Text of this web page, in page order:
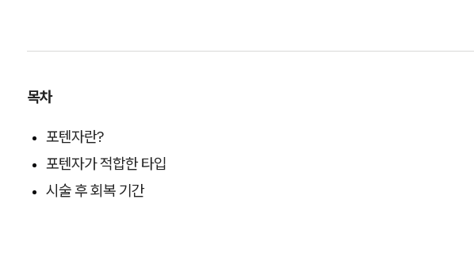
목차
포텐자란?
포텐자가 적합한 타입
시술 후 회복 기간